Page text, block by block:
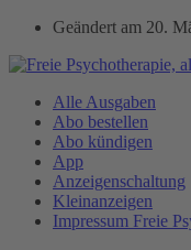
Geändert am 20.
Alle Ausgaben
Abo bestellen
Abo kündigen
App
Anzeigenschaltung
Kleinanzeigen
Impressum Freie